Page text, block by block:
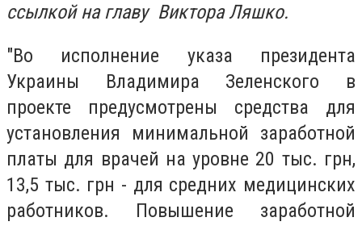
ссылкой на главу Виктора Ляшко.
"Во исполнение указа президента
Украины Владимира Зеленского в
проекте предусмотрены средства для
установления минимальной заработной
платы для врачей на уровне 20 тыс. грн,
13,5 тыс. грн - для средних медицинских
работников. Повышение заработной